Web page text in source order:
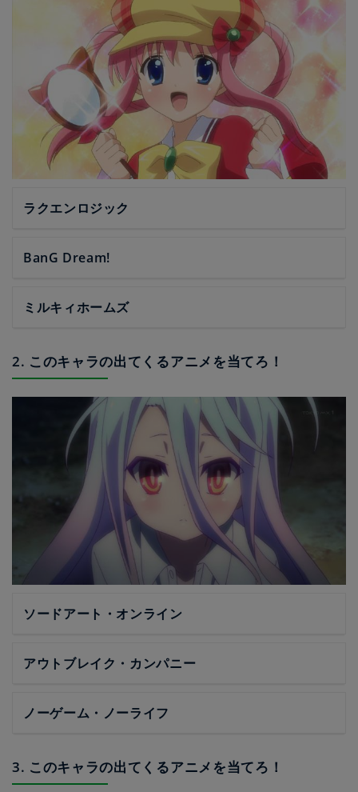
ラクエンロジック
BanG Dream!
ミルキィホームズ
2. このキャラの出てくるアニメを当てろ！
ソードアート・オンライン
アウトブレイク・カンパニー
ノーゲーム・ノーライフ
3. このキャラの出てくるアニメを当てろ！